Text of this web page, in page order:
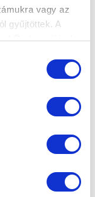
vagy az
gyűjtöttek. A
Ön hozzájárul a